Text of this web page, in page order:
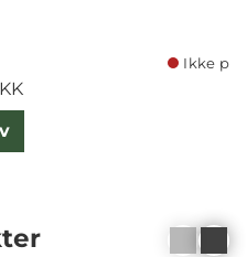
Ikke på